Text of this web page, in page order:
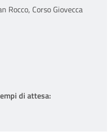
Rocco, Corso Giovecca
di attesa